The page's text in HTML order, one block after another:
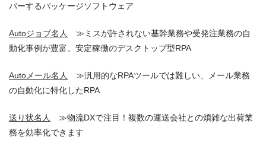
バーするパッケージソフトウェア
Autoジョブ名人
≫ミスが許されない基幹業務や受発注業務の自
動化事例が豊富。安定稼働のデスクトップ型RPA
Autoメール名人
≫汎用的なRPAツールでは難しい、メール業務
の自動化に特化したRPA
送り状名人
≫物流DXで注目！複数の運送会社との煩雑な出荷業
務を効率化できます